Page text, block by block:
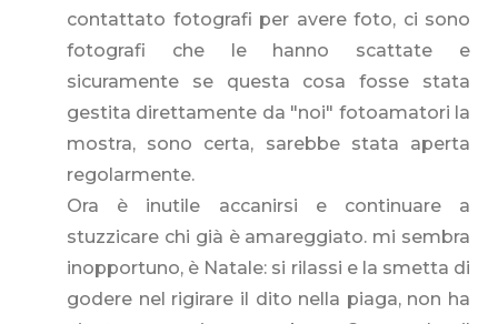
contattato fotografi per avere foto, ci sono
fotografi che le hanno scattate e
sicuramente se questa cosa fosse stata
gestita direttamente da "noi" fotoamatori la
mostra, sono certa, sarebbe stata aperta
regolarmente.
Ora è inutile accanirsi e continuare a
stuzzicare chi già è amareggiato. mi sembra
inopportuno, è Natale: si rilassi e la smetta di
godere nel rigirare il dito nella piaga, non ha